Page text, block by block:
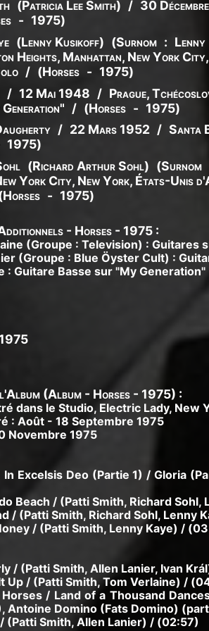
(Patricia LeeSmith) / 30
- 1975)
(Lenny Kusikoff) (Surnom :
Heights, Manhattan, New York
/ (Horses - 1975)
/ 12 Mai 1948 / Prague,
/ (Horses - 1975)
/ 22 Mars 1952 / Santa
1975)
(Richard ArthurSohl) (Surnom
York City, New York, États-Unis
Horses - 1975)
- Horses - 1975 :
(Groupe : Television) : Guitares
(Groupe : Blue Öyster Cult) :
: Guitare Basse sur "My Generation"
(Album - Horses - 1975) :
dans le Studio, Electric Lady, New
: Août - 18 Septembre 1975
Novembre 1975
In Excelsis Deo (Partie 1) / Gloria
Beach / (Patti Smith, Richard
/ (Patti Smith, Richard Sohl, Lenny
/ (Patti Smith, Lenny Kaye) /
/ (Patti Smith, Allen Lanier, Ivan
Up / (Patti Smith, Tom Verlaine) /
Horses / Land of a Thousand
Antoine Domino (Fats Domino)
(Patti Smith, Allen Lanier) / (02:57)